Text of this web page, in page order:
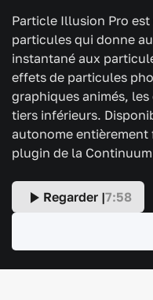
Particle Illusion Pro
particules qui donne
instantané aux
effets de particules
graphiques animés,
tiers inférieurs.
autonome
plugin de la
Regarder |7:58